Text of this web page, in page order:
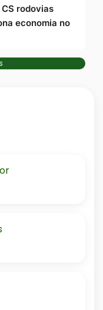
CS rodovias
economia no